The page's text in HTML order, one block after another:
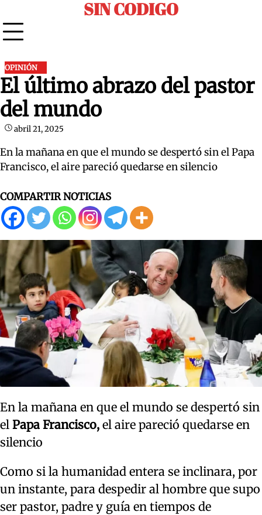
to
content
SIN CODIGO
OPINIÓN
El último abrazo del pastor
del mundo
abril 21, 2025
En la mañana en que el mundo se despertó sin el Papa
Francisco, el aire pareció quedarse en silencio
COMPARTIR NOTICIAS
En la mañana en que el mundo se despertó sin
el Papa Francisco, el aire pareció quedarse en
silencio
Como si la humanidad entera se inclinara, por
un instante, para despedir al hombre que supo
ser pastor, padre y guía en tiempos de